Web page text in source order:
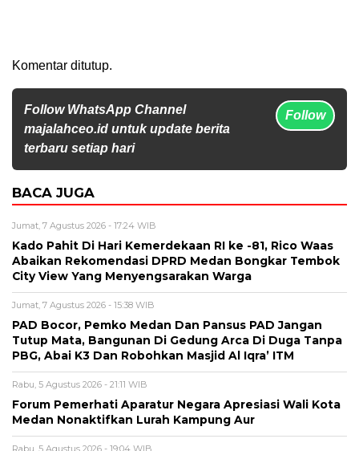
Komentar ditutup.
Follow WhatsApp Channel
majalahceo.id untuk update berita
terbaru setiap hari
Follow
BACA JUGA
Jumat, 7 Agustus 2026 - 17:24 WIB
Kado Pahit Di Hari Kemerdekaan RI ke -81, Rico Waas
Abaikan Rekomendasi DPRD Medan Bongkar Tembok
City View Yang Menyengsarakan Warga
Jumat, 7 Agustus 2026 - 15:38 WIB
PAD Bocor, Pemko Medan Dan Pansus PAD Jangan
Tutup Mata, Bangunan Di Gedung Arca Di Duga Tanpa
PBG, Abai K3 Dan Robohkan Masjid Al Iqra’ ITM
Rabu, 5 Agustus 2026 - 21:11 WIB
Forum Pemerhati Aparatur Negara Apresiasi Wali Kota
Medan Nonaktifkan Lurah Kampung Aur
Rabu, 5 Agustus 2026 - 19:04 WIB